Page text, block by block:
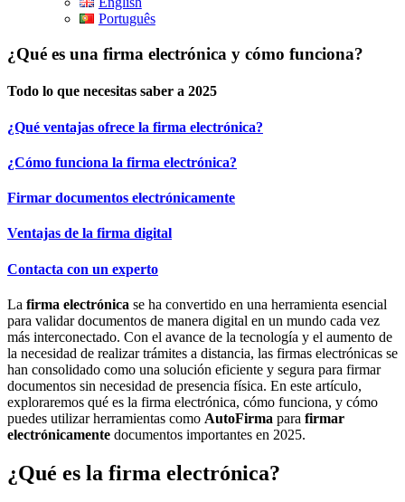
Português
¿Qué es una firma electrónica y cómo funciona?
Todo lo que necesitas saber a 2025
¿Qué ventajas ofrece la firma electrónica?
¿Cómo funciona la firma electrónica?
Firmar documentos electrónicamente
Ventajas de la firma digital
Contacta con un experto
La firma electrónica se ha convertido en una herramienta esencial
para validar documentos de manera digital en un mundo cada vez
más interconectado. Con el avance de la tecnología y el aumento de
la necesidad de realizar trámites a distancia, las firmas electrónicas se
han consolidado como una solución eficiente y segura para firmar
documentos sin necesidad de presencia física. En este artículo,
exploraremos qué es la firma electrónica, cómo funciona, y cómo
puedes utilizar herramientas como AutoFirma para firmar
electrónicamente documentos importantes en 2025.
¿Qué es la firma electrónica?